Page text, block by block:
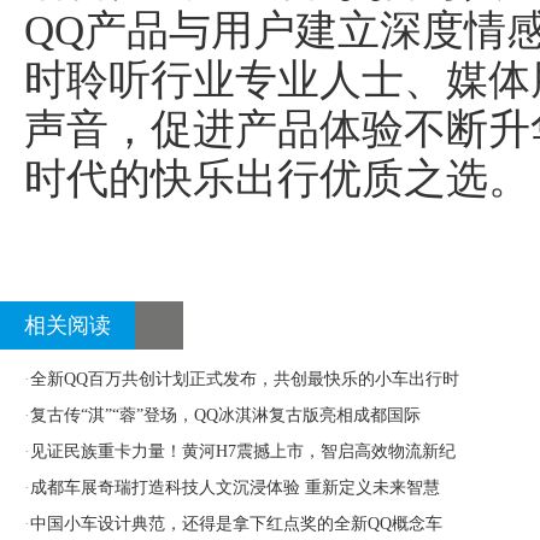
QQ产品与用户建立深度情
时聆听行业专业人士、媒
声音，促进产品体验不断
时代的快乐出行优质之选。
相关阅读
·全新QQ百万共创计划正式发布，共创最快乐的小车出行时
·复古传“淇”“蓉”登场，QQ冰淇淋复古版亮相成都国际
· 见证民族重卡力量！黄河H7震撼上市，智启高效物流新纪
· 成都车展奇瑞打造科技人文沉浸体验 重新定义未来智慧
·中国小车设计典范，还得是拿下红点奖的全新QQ概念车